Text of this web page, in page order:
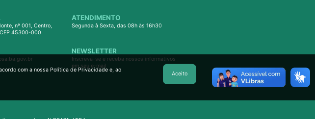
nº 001, Centro,
45300-000
ATENDIMENTO
Segunda à Sexta, das 08h às 16h30
NEWSLETTER
Inscreva-se e receba nossos informativos
em seu e-mail
com a nossa Política de Privacidade e, ao
Aceito